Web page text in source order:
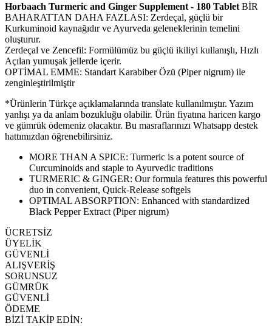
Horbaach Turmeric and Ginger Supplement - 180 Tablet BİR
BAHARATTAN DAHA FAZLASI: Zerdeçal, güçlü bir
Kurkuminoid kaynağıdır ve Ayurveda geleneklerinin temelini
oluşturur.
Zerdeçal ve Zencefil: Formülümüz bu güçlü ikiliyi kullanışlı, Hızlı
Açılan yumuşak jellerde içerir.
OPTİMAL EMME: Standart Karabiber Özü (Piper nigrum) ile
zenginleştirilmiştir
*Ürünlerin Türkçe açıklamalarında translate kullanılmıştır. Yazım
yanlışı ya da anlam bozukluğu olabilir. Ürün fiyatına haricen kargo
ve gümrük ödemeniz olacaktır. Bu masraflarınızı Whatsapp destek
hattımızdan öğrenebilirsiniz.
MORE THAN A SPICE: Turmeric is a potent source of
Curcuminoids and staple to Ayurvedic traditions
TURMERIC & GINGER: Our formula features this powerful
duo in convenient, Quick-Release softgels
OPTIMAL ABSORPTION: Enhanced with standardized
Black Pepper Extract (Piper nigrum)
ÜCRETSİZ
ÜYELİK
GÜVENLİ
ALIŞVERİŞ
SORUNSUZ
GÜMRÜK
GÜVENLİ
ÖDEME
BİZİ TAKİP EDİN: